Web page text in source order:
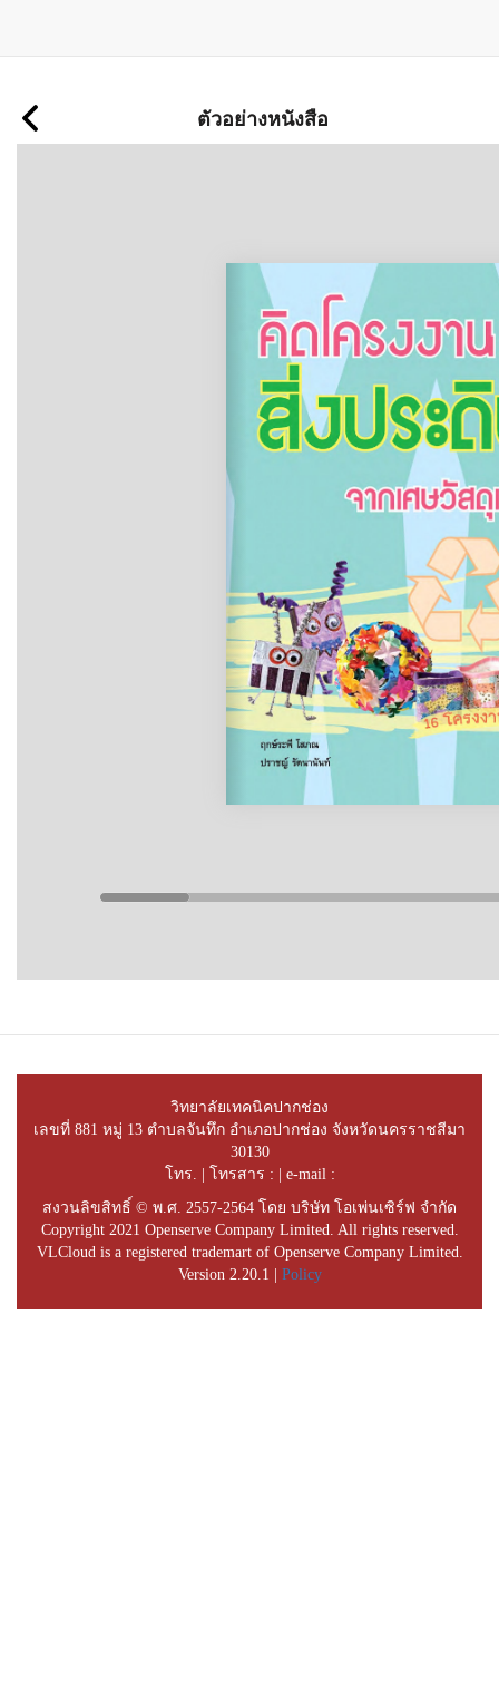
เนื้อหา
ตัวอย่างหนังสือ
วิทยาลัยเทคนิคปากช่อง
เลขที่ 881 หมู่ 13 ตำบลจันทึก อำเภอปากช่อง จังหวัดนครราชสีมา
30130
โทร. | โทรสาร : | e-mail :
สงวนลิขสิทธิ์ © พ.ศ. 2557-2564 โดย บริษัท โอเพ่นเซิร์ฟ จำกัด
Copyright 2021 Openserve Company Limited. All rights reserved.
VLCloud is a registered trademart of Openserve Company Limited.
Version 2.20.1 | Policy